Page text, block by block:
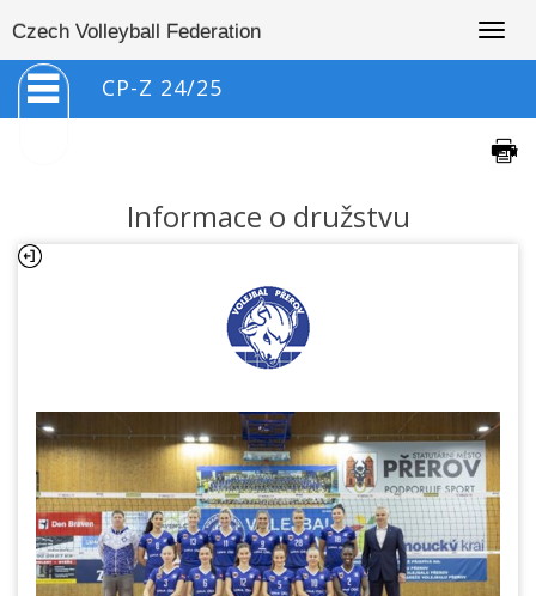
Czech Volleyball Federation
CP-Z 24/25
Informace o družstvu